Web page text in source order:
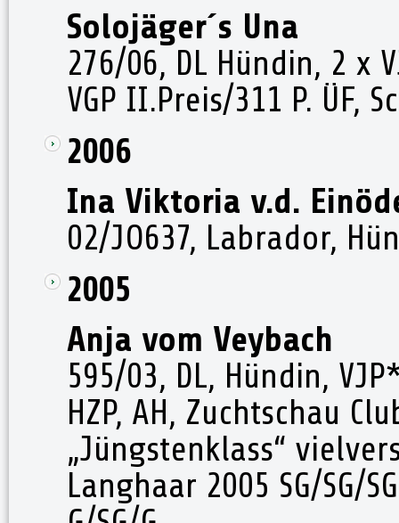
Solojäger´s Una
276/06, DL Hündin, 2 x
VGP II.Preis/311 P. ÜF,
2006
Ina Viktoria v.d.
02/JO637, Labrador,
2005
Anja vom Veybach
595/03, DL, Hündin,
HZP, AH, Zuchtschau
„Jüngstenklass“
Langhaar 2005 SG/SG/